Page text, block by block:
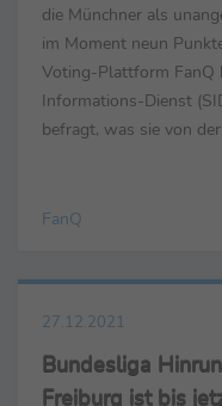
die Münchner als
im Moment neun
Voting-Plattform
Informations-Dienst
befragt, was sie von
FanQ
27.12.2021
Bundesliga
Freiburg ist bis